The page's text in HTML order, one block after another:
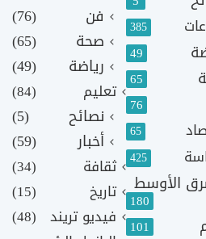
385
49
65
76
65
425
الأوسط
180
101
فن
(76)
صحة
(65)
رياضة
(49)
تعليم (84)
نصائح
(5)
أخبار
(59)
ثقافة
(34)
تاريخ
(15)
فيديو تريند (48)